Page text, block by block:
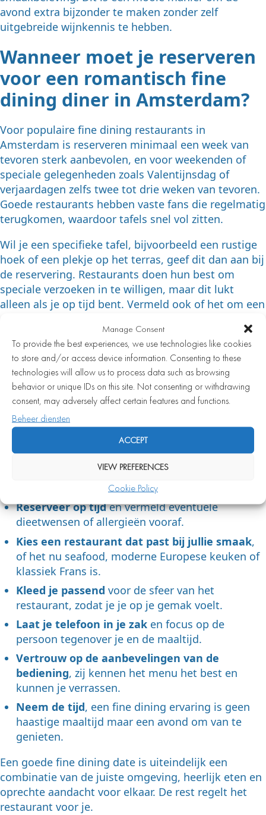
Manage Consent
To provide the best experiences, we use technologies like cookies
to store and/or access device information. Consenting to these
technologies will allow us to process data such as browsing
behavior or unique IDs on this site. Not consenting or withdrawing
consent, may adversely affect certain features and functions.
Beheer diensten
ACCEPT
VIEW PREFERENCES
Cookie Policy
avond extra bijzonder te maken zonder zelf
uitgebreide wijnkennis te hebben.
Wanneer moet je reserveren
voor een romantisch fine
dining diner in Amsterdam?
Voor populaire fine dining restaurants in
Amsterdam is reserveren minimaal een week van
tevoren sterk aanbevolen, en voor weekenden of
speciale gelegenheden zoals Valentijnsdag of
verjaardagen zelfs twee tot drie weken van tevoren.
Goede restaurants hebben vaste fans die regelmatig
terugkomen, waardoor tafels snel vol zitten.
Wil je een specifieke tafel, bijvoorbeeld een rustige
hoek of een plekje op het terras, geef dit dan aan bij
de reservering. Restaurants doen hun best om
speciale verzoeken in te willigen, maar dit lukt
alleen als je op tijd bent. Vermeld ook of het om een
rekening mee kan houden.
Wat zijn de beste tips voor
een geslaagde fine dining
date in Amsterdam?
Een geslaagde fine dining date draait om
voorbereiding en aandacht voor de details. De
volgende tips helpen je om de avond soepel en
onvergetelijk te laten verlopen:
Reserveer op tijden vermeld eventuele
dieetwensen of allergieën vooraf.
Kies een restaurant dat past bij jullie smaak,
of het nu seafood, moderne Europese keuken of
klassiek Frans is.
Kleed je passend voor de sfeer van het
restaurant, zodat je je op je gemak voelt.
Laat je telefoon in je zak en focus op de
persoon tegenover je en de maaltijd.
Vertrouw op de aanbevelingen van de
bediening, zij kennen het menu het best en
kunnen je verrassen.
Neem de tijd, een fine dining ervaring is geen
haastige maaltijd maar een avond om van te
genieten.
Een goede fine dining date is uiteindelijk een
combinatie van de juiste omgeving, heerlijk eten en
oprechte aandacht voor elkaar. De rest regelt het
restaurant voor je.